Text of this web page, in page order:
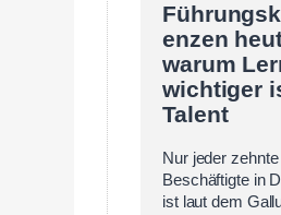
enzen
warum
wichtiger
Talent
Nur jeder zehnte
Beschäftigte in
ist laut dem